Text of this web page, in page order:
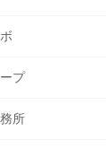
プ
務所